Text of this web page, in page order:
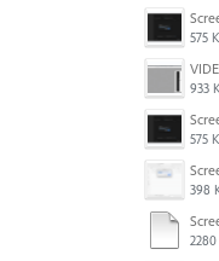
575
933
575
398
2280